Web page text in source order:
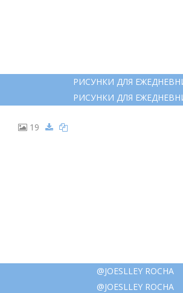
РИСУНКИ ДЛЯ
РИСУНКИ ДЛЯ
19
@JOESLLEY ROCHA
@JOESLLEY ROCHA